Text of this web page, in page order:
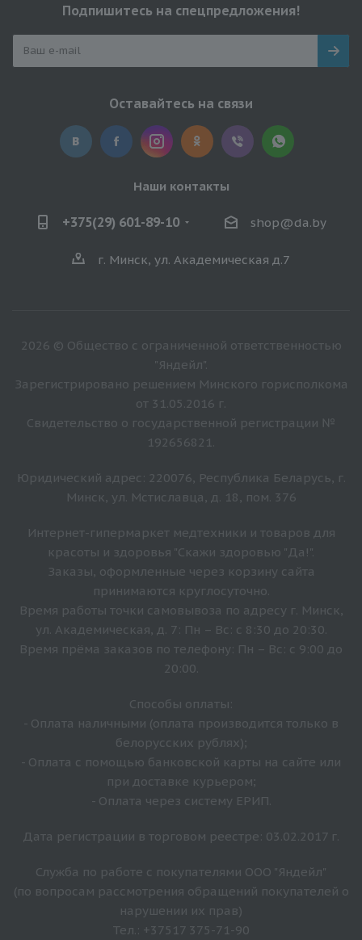
Подпишитесь на спецпредложения!
Оставайтесь на связи
Наши контакты
+375(29) 601-89-10 shop@da.by
г. Минск, ул. Академическая д.7
2026 © Общество с ограниченной ответственностью
"Яндейл".
Зарегистрировано решением Минского горисполкома
от 31.05.2016 г.
Свидетельство о государственной регистрации №
192656821.
Юридический адрес: 220076, Республика Беларусь, г.
Минск, ул. Мстиславца, д. 18, пом. 376
Интернет-гипермаркет медтехники и товаров для
красоты и здоровья "Скажи здоровью "Да!".
Заказы, оформленные через корзину сайта
принимаются круглосуточно.
Время работы точки самовывоза по адресу г. Минск,
ул. Академическая, д. 7: Пн – Вс: с 8:30 до 20:30.
Время прёма заказов по телефону: Пн – Вс: с 9:00 до
20:00.
Способы оплаты:
- Оплата наличными (оплата производится только в
белорусских рублях);
- Оплата с помощью банковской карты на сайте или
при доставке курьером;
- Оплата через систему ЕРИП.
Дата регистрации в торговом реестре: 03.02.2017 г.
Служба по работе с покупателями ООО "Яндейл"
(по вопросам рассмотрения обращений покупателей о
нарушении их прав)
Тел.: +37517 375-71-90